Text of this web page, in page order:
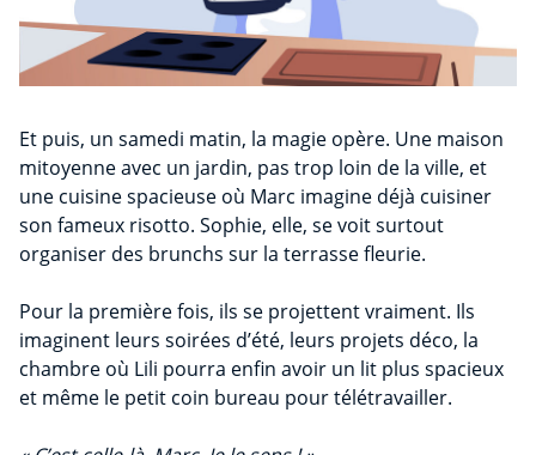
Et puis, un samedi matin, la magie opère. Une maison
mitoyenne avec un jardin, pas trop loin de la ville, et
une cuisine spacieuse où Marc imagine déjà cuisiner
son fameux risotto. Sophie, elle, se voit surtout
organiser des brunchs sur la terrasse fleurie.
Pour la première fois, ils se projettent vraiment. Ils
imaginent leurs soirées d’été, leurs projets déco, la
chambre où Lili pourra enfin avoir un lit plus spacieux
et même le petit coin bureau pour télétravailler.